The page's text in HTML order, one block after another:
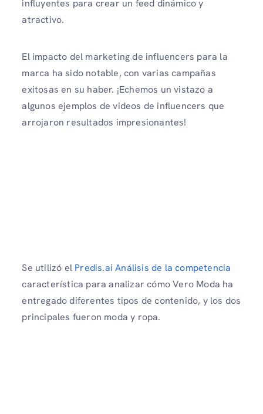
influyentes para crear un feed dinámico y
atractivo.
El impacto del marketing de influencers para la
marca ha sido notable, con varias campañas
exitosas en su haber. ¡Echemos un vistazo a
algunos ejemplos de videos de influencers que
arrojaron resultados impresionantes!
Se utilizó el Predis.ai Análisis de la competencia
característica para analizar cómo Vero Moda ha
entregado diferentes tipos de contenido, y los dos
principales fueron moda y ropa.